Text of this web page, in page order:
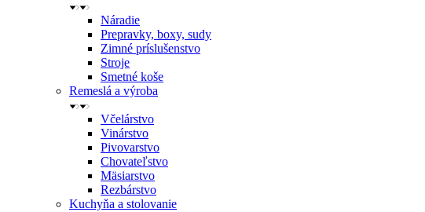
Náradie
Prepravky, boxy, sudy
Zimné príslušenstvo
Stroje
Smetné koše
Remeslá a výroba
Včelárstvo
Vinárstvo
Pivovarstvo
Chovateľstvo
Mäsiarstvo
Rezbárstvo
Kuchyňa a stolovanie